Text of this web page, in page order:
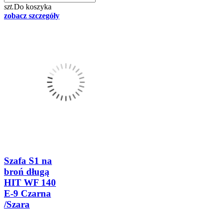
szt.Do koszyka
zobacz szczegóły
Szafa S1 na
broń długą
HIT WF 140
E-9 Czarna
/Szara